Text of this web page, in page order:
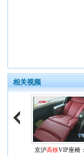
相关视频
京沪高铁VIP座椅